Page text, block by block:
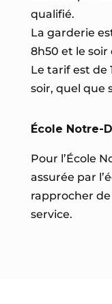
qualifié.
La garderie
8h50 et le soir
Le tarif est de
soir, quel que
École Notre-
Pour l’École
assurée par
rapprocher de
service.